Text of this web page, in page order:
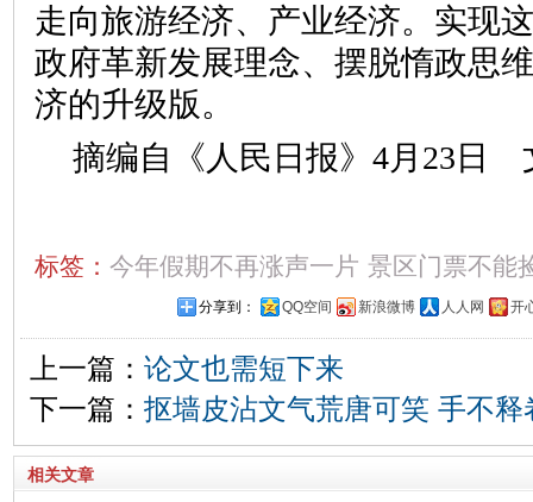
走向旅游经济、产业经济。实现
政府革新发展理念、摆脱惰政思
济的升级版。
摘编自《人民日报》4月23日
标签： 今年假期不再涨声一片 景区门票不能
分享到： QQ空间 新浪微博 人人网 开
上一篇： 论文也需短下来
下一篇： 抠墙皮沾文气荒唐可笑 手不
相关文章